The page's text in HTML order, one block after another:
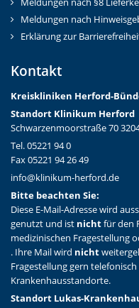
Meldungen nach §8
Meldungen nach
Erklärung zur
Kontakt
Kreiskliniken Herford-Bünd
Standort Klinikum Herford
Schwarzenmoorstraße 70
Tel. 05221 94 0
Fax 05221 94 26 49
info@klinikum-herford.de
Bitte beachten Sie:
Diese E-Mail-Adresse wird
genutzt und ist nichtfür den
medizinischen Fragestellung
. Ihre Mail wird nicht
Fragestellung gern
Krankenhausstandorte.
Standort Lukas-